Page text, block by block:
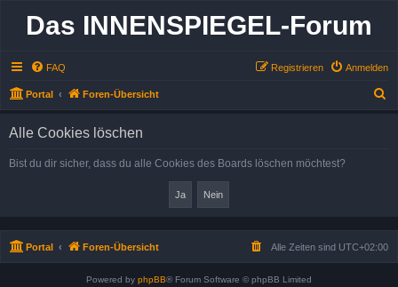
Das INNENSPIEGEL-Forum
FAQ Anmelden
Registrieren
Portal Foren-Übersicht
Alle Cookies löschen
Bist du dir sicher, dass du alle Cookies des Boards löschen möchtest?
Portal Foren-Übersicht Alle Zeiten sind UTC+02:00
Powered by phpBB® Forum Software © phpBB Limited